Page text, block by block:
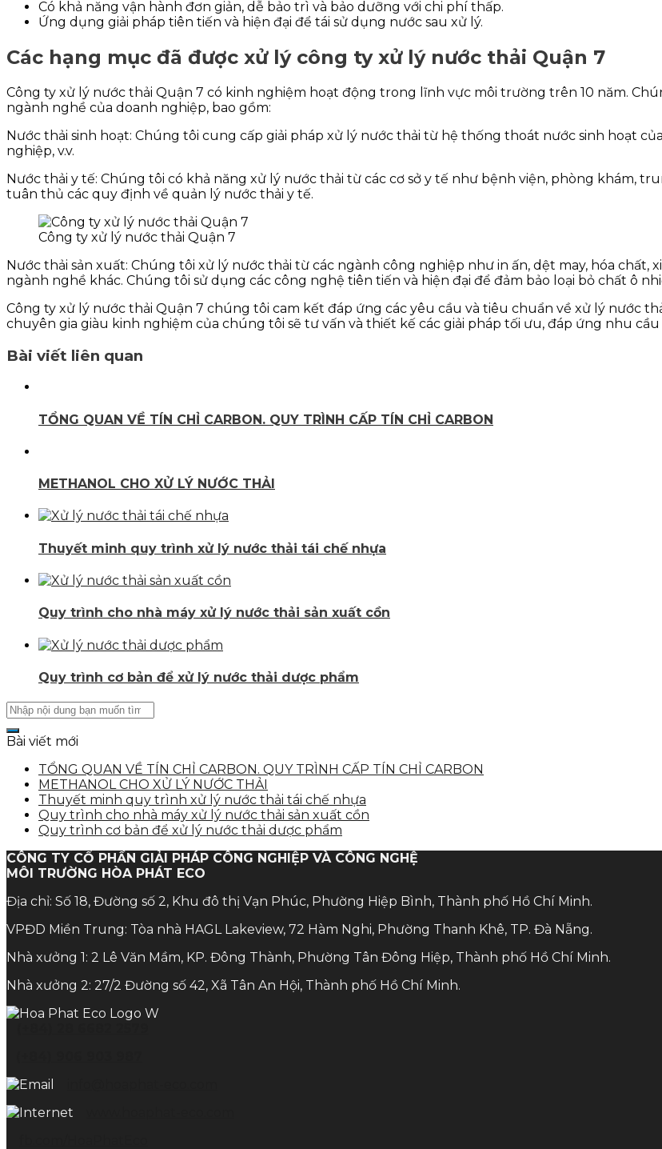
Có khả năng vận hành đơn giản, dễ bảo trì và bảo dưỡng với chi phí thấp.
Ứng dụng giải pháp tiên tiến và hiện đại để tái sử dụng nước sau xử lý.
Các hạng mục đã được xử lý công ty xử lý nước thải Quận 7
Công ty xử lý nước thải Quận 7 có kinh nghiệm hoạt động trong lĩnh vực môi trường trên 10 năm.
ngành nghề của doanh nghiệp, bao gồm:
Nước thải sinh hoạt: Chúng tôi cung cấp giải pháp xử lý nước thải từ hệ thống thoát nước sinh hoạt
nghiệp, v.v.
Nước thải y tế: Chúng tôi có khả năng xử lý nước thải từ các cơ sở y tế như bệnh viện, phòng khám,
tuân thủ các quy định về quản lý nước thải y tế.
Công ty xử lý nước thải Quận 7
Nước thải sản xuất: Chúng tôi xử lý nước thải từ các ngành công nghiệp như in ấn, dệt may, hóa chất,
ngành nghề khác. Chúng tôi sử dụng các công nghệ tiên tiến và hiện đại để đảm bảo loại bỏ chất ô
Công ty xử lý nước thải Quận 7 chúng tôi cam kết đáp ứng các yêu cầu và tiêu chuẩn về xử lý nước
chuyên gia giàu kinh nghiệm của chúng tôi sẽ tư vấn và thiết kế các giải pháp tối ưu, đáp ứng nhu
Bài viết liên quan
TỔNG QUAN VỀ TÍN CHỈ CARBON. QUY TRÌNH CẤP TÍN CHỈ CARBON
METHANOL CHO XỬ LÝ NƯỚC THẢI
Thuyết minh quy trình xử lý nước thải tái chế nhựa
Quy trình cho nhà máy xử lý nước thải sản xuất cồn
Quy trình cơ bản để xử lý nước thải dược phẩm
Bài viết mới
TỔNG QUAN VỀ TÍN CHỈ CARBON. QUY TRÌNH CẤP TÍN CHỈ CARBON
METHANOL CHO XỬ LÝ NƯỚC THẢI
Thuyết minh quy trình xử lý nước thải tái chế nhựa
Quy trình cho nhà máy xử lý nước thải sản xuất cồn
Quy trình cơ bản để xử lý nước thải dược phẩm
CÔNG TY CỔ PHẦN GIẢI PHÁP CÔNG NGHIỆP VÀ CÔNG NGHỆ
MÔI TRƯỜNG HÒA PHÁT ECO
Địa chỉ: Số 18, Đường số 2, Khu đô thị Vạn Phúc, Phường Hiệp Bình, Thành phố Hồ Chí Minh.
VPĐD Miền Trung: Tòa nhà HAGL Lakeview, 72 Hàm Nghi, Phường Thanh Khê, TP. Đà Nẵng.
Nhà xưởng 1: 2 Lê Văn Mầm, KP. Đông Thành, Phường Tân Đông Hiệp, Thành phố Hồ Chí Minh.
Nhà xưởng 2: 27/2 Đường số 42, Xã Tân An Hội, Thành phố Hồ Chí Minh.